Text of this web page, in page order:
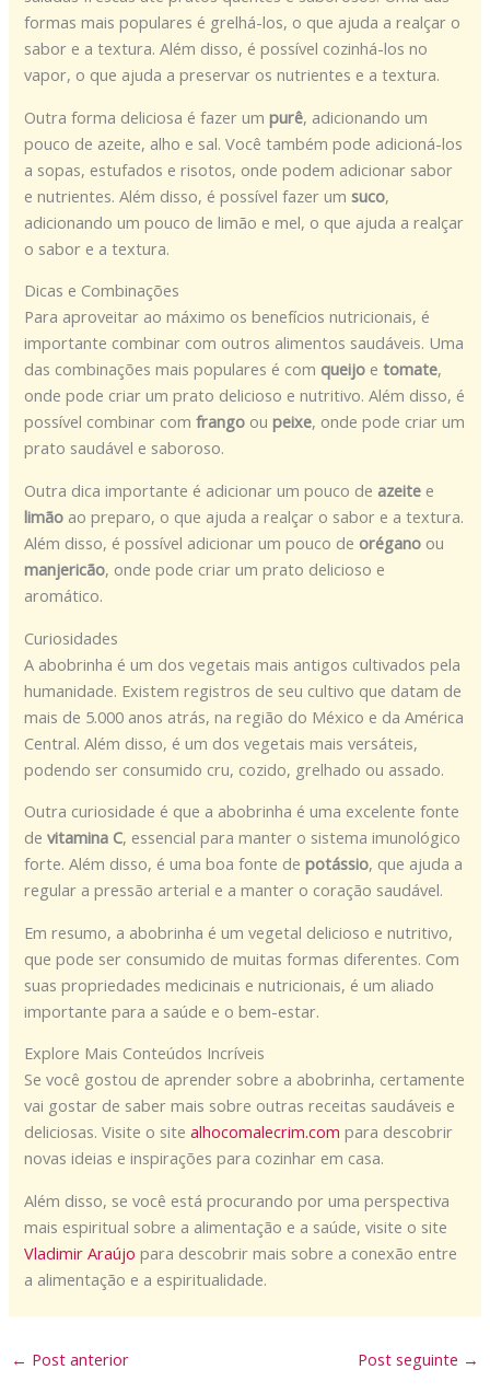
formas mais populares é grelhá-los, o que ajuda a realçar o
sabor e a textura. Além disso, é possível cozinhá-los no
vapor, o que ajuda a preservar os nutrientes e a textura.
Outra forma deliciosa é fazer umpurê, adicionando um
pouco de azeite, alho e sal. Você também pode adicioná-los
a sopas, estufados e risotos, onde podem adicionar sabor
e nutrientes. Além disso, é possível fazer umsuco,
adicionando um pouco de limão e mel, o que ajuda a realçar
o sabor e a textura.
Dicas e Combinações
Para aproveitar ao máximo os benefícios nutricionais, é
importante combinar com outros alimentos saudáveis. Uma
das combinações mais populares é com queijo etomate,
onde pode criar um prato delicioso e nutritivo. Além disso, é
possível combinar comfrango oupeixe, onde pode criar um
prato saudável e saboroso.
Outra dica importante é adicionar um pouco de azeite e
limão ao preparo, o que ajuda a realçar o sabor e a textura.
Além disso, é possível adicionar um pouco de orégano ou
manjericão, onde pode criar um prato delicioso e
aromático.
Curiosidades
A abobrinha é um dos vegetais mais antigos cultivados pela
humanidade. Existem registros de seu cultivo que datam de
mais de 5.000 anos atrás, na região do México e da América
Central. Além disso, é um dos vegetais mais versáteis,
podendo ser consumido cru, cozido, grelhado ou assado.
Outra curiosidade é que a abobrinha é uma excelente fonte
devitamina C, essencial para manter o sistema imunológico
forte. Além disso, é uma boa fonte depotássio, que ajuda a
regular a pressão arterial e a manter o coração saudável.
Em resumo, a abobrinha é um vegetal delicioso e nutritivo,
que pode ser consumido de muitas formas diferentes. Com
suas propriedades medicinais e nutricionais, é um aliado
importante para a saúde e o bem-estar.
Explore Mais Conteúdos Incríveis
Se você gostou de aprender sobre a abobrinha, certamente
vai gostar de saber mais sobre outras receitas saudáveis e
deliciosas. Visite o sitealhocomalecrim.com para descobrir
novas ideias e inspirações para cozinhar em casa.
Além disso, se você está procurando por uma perspectiva
mais espiritual sobre a alimentação e a saúde, visite o site
Vladimir Araújo para descobrir mais sobre a conexão entre
a alimentação e a espiritualidade.
← Post anterior Post seguinte →